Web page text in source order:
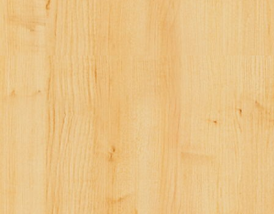
i
t